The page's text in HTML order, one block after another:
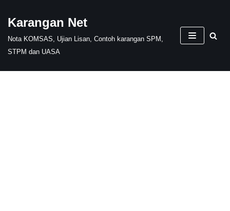
Skip
to
content
Karangan Net
Nota KOMSAS, Ujian Lisan, Contoh karangan SPM,
STPM dan UASA